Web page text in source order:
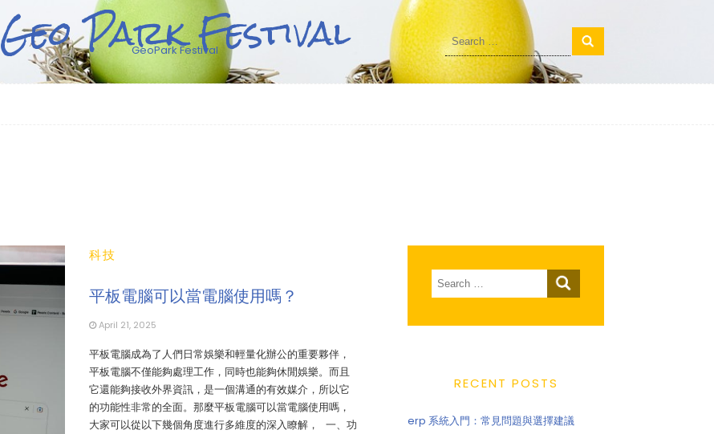
Geo Park Festival
GeoPark Festival
Search
for:
科技
平板電腦可以當電腦使用嗎？
April 21, 2025
平板電腦成為了人們日常娛樂和輕量化辦公的重要夥伴，
平板電腦不僅能夠處理工作，同時也能夠休閒娛樂。而且
它還能夠接收外界資訊，是一個溝通的有效媒介，所以它
的功能性非常的全面。那麼平板電腦可以當電腦使用嗎，
大家可以從以下幾個角度進行多維度的深入瞭解， 一、功
Search
for:
RECENT POSTS
erp 系統入門：常見問題與選擇建議